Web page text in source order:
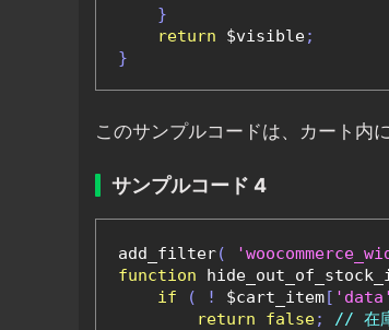
}
return $visible;
}
このサンプルコードは、カート内
サンプルコード 4
add_filter(
function
if
( ! $cart_item[ 'data'
return
false;
// 在庫